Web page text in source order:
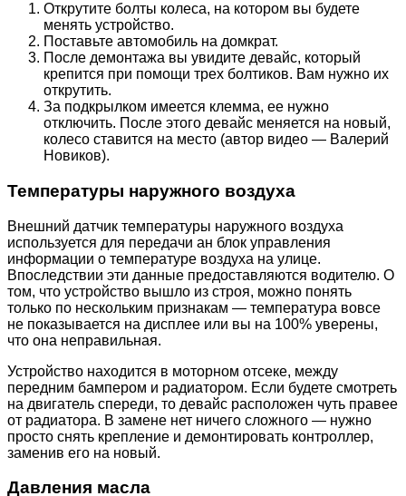
Открутите болты колеса, на котором вы будете
менять устройство.
Поставьте автомобиль на домкрат.
После демонтажа вы увидите девайс, который
крепится при помощи трех болтиков. Вам нужно их
открутить.
За подкрылком имеется клемма, ее нужно
отключить. После этого девайс меняется на новый,
колесо ставится на место (автор видео — Валерий
Новиков).
Температуры наружного воздуха
Внешний датчик температуры наружного воздуха
используется для передачи ан блок управления
информации о температуре воздуха на улице.
Впоследствии эти данные предоставляются водителю. О
том, что устройство вышло из строя, можно понять
только по нескольким признакам — температура вовсе
не показывается на дисплее или вы на 100% уверены,
что она неправильная.
Устройство находится в моторном отсеке, между
передним бампером и радиатором. Если будете смотреть
на двигатель спереди, то девайс расположен чуть правее
от радиатора. В замене нет ничего сложного — нужно
просто снять крепление и демонтировать контроллер,
заменив его на новый.
Давления масла